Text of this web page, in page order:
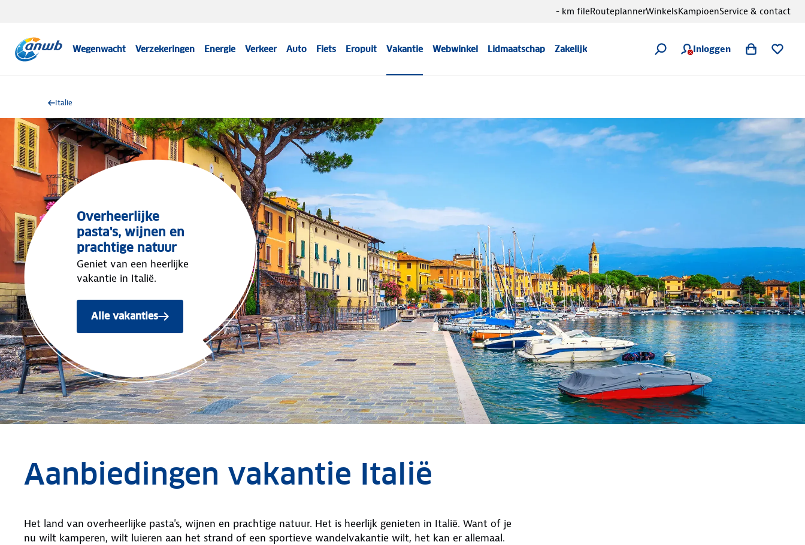
Wegenwacht Verzekeringen Energie Verkeer Auto Fiets Eropuit Vakantie Webwinkel Lidmaatschap Zakelijk Inloggen
- km fileRouteplannerWinkelsKampioenService & contact
Italie
Overheerlijke
pasta's, wijnen en
prachtige natuur
Geniet van een heerlijke
vakantie in Italië.
Alle vakanties
Aanbiedingen vakantie Italië
Het land van overheerlijke pasta's, wijnen en prachtige natuur. Het is heerlijk genieten in Italië. Want of je
nu wilt kamperen, wilt luieren aan het strand of een sportieve wandelvakantie wilt, het kan er allemaal.